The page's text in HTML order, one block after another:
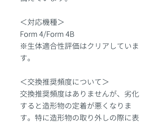
＜対応機種＞
Form 4/Form 4B
※生体適合性評価はクリアしていま
す。
＜交換推奨頻度について＞
交換推奨頻度はありませんが、劣化
すると造形物の定着が悪くなりま
す。特に造形物の取り外しの際に表